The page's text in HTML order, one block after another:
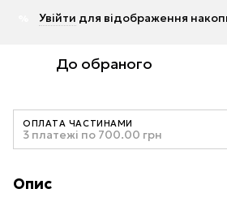
Увійти для відображення
До обраного
ОПЛАТА ЧАСТИНАМИ
3 платежі по 700.00 грн
Опис